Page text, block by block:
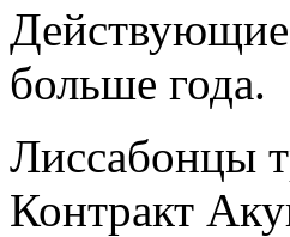
Действующие
больше года.
Лиссабонцы
Контракт